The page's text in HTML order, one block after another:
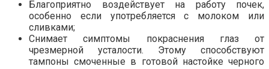
Благоприятно воздействует на работу почек,
особенно если употребляется с молоком или
сливками;
Снимает симптомы покраснения глаз от
чрезмерной усталости. Этому способствуют
тампоны смоченные в готовой настойке черного